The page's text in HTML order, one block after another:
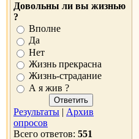
Довольны ли вы жизнью
?
Вполне
Да
Нет
Жизнь прекрасна
Жизнь-страдание
А я жив ?
Результаты | Архив
опросов
Всего ответов: 551